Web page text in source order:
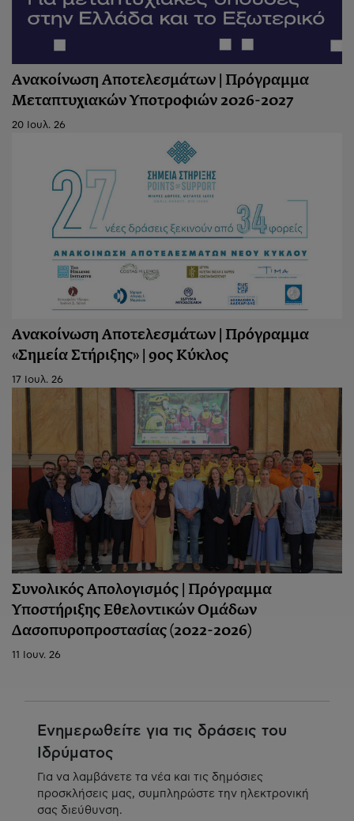
Ανακοίνωση Αποτελεσμάτων | Πρόγραμμα
Μεταπτυχιακών Υποτροφιών 2026-2027
20 Ιουλ. 26
Ανακοίνωση Aποτελεσμάτων | Πρόγραμμα
«Σημεία Στήριξης» | 9ος Κύκλος
17 Ιουλ. 26
Συνολικός Απολογισμός | Πρόγραμμα
Υποστήριξης Εθελοντικών Ομάδων
Δασοπυροπροστασίας (2022-2026)
11 Ιουν. 26
Ενημερωθείτε για τις δράσεις του
Ιδρύματος
Για να λαμβάνετε τα νέα και τις δημόσιες
προσκλήσεις μας, συμπληρώστε την ηλεκτρονική
σας διεύθυνση.